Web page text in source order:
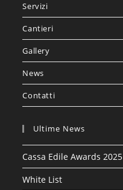
Servizi
Cantieri
Gallery
News
Contatti
Ultime News
Cassa Edile Awards 2025
White List